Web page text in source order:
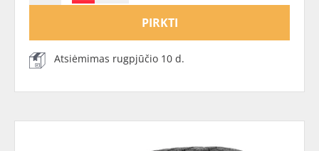
PIRKTI
Atsiėmimas rugpjūčio 10 d.